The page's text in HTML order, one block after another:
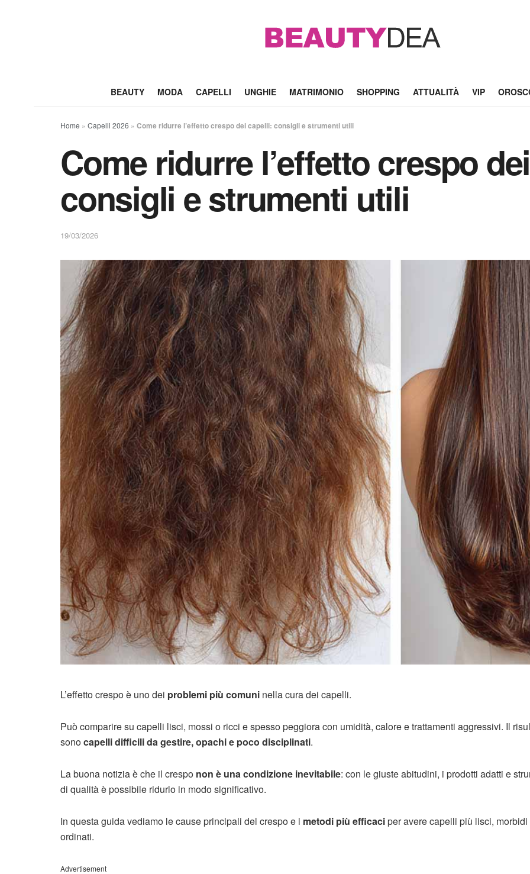
BEAUTY MODA CAPELLI UNGHIE MATRIMONIO SHOPPING ATTUALITÀ VIP
Home » Capelli 2026 » Come ridurre l’effetto crespo dei capelli: consigli e strumenti utili
Come ridurre l’effetto crespo
consigli e strumenti utili
19/03/2026
L’effetto crespo è uno dei problemi più comuni nella cura dei capelli.
Può comparire su capelli lisci, mossi o ricci e spesso peggiora con umidità, calore e trattamenti aggressivi. Il
sonocapelli difficili da gestire, opachi e poco disciplinati.
La buona notizia è che il crespo non è una condizione inevitabile: con le giuste abitudini, i prodotti adatti e
di qualità è possibile ridurlo in modo significativo.
In questa guida vediamo le cause principali del crespo e i metodi più efficaciper avere capelli più lisci, morbidi
ordinati.
Advertisement